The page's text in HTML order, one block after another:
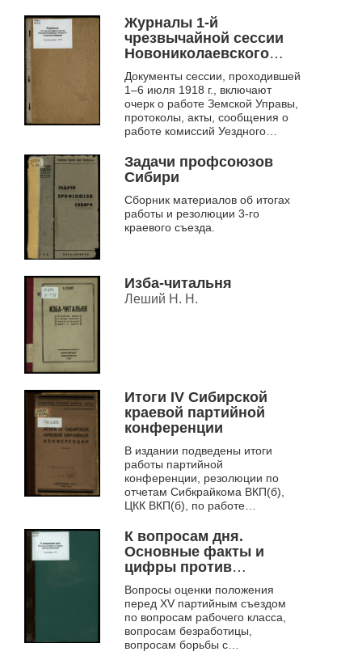
горсовета от 15-16 марта 1936 г.
Журналы 1-й
чрезвычайной сессии
Новониколаевского
Уездного Земского
Собрания
Документы сессии, проходившей
1–6 июля 1918 г., включают
очерк о работе Земской Управы,
протоколы, акты, сообщения о
работе комиссий Уездного
материалы. Приводится
воззвание «...
Задачи профсоюзов
Сибири
Сборник материалов об итогах
работы и резолюции 3-го
краевого съезда.
Изба-читальня
Леший Н. Н.
Итоги IV Сибирской
краевой партийной
конференции
В издании подведены итоги
работы партийной
конференции, резолюции по
отчетам Сибкрайкома ВКП(б),
ЦКК ВКП(б), по работе
К вопросам дня.
Основные факты и
цифры против
оппозиции
Вопросы оценки положения
перед XV партийным съездом
по вопросам рабочего класса,
вопросам безработицы,
вопросам борьбы с